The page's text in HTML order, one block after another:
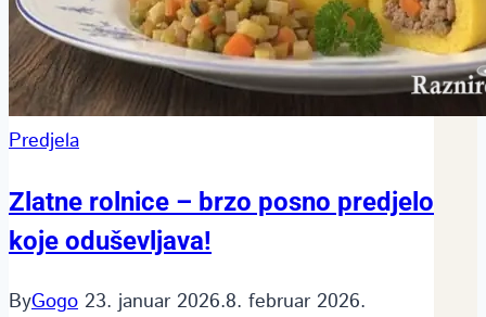
Predjela
Zlatne rolnice – brzo posno predjelo
koje oduševljava!
ByGogo 23. januar 2026.8. februar 2026.